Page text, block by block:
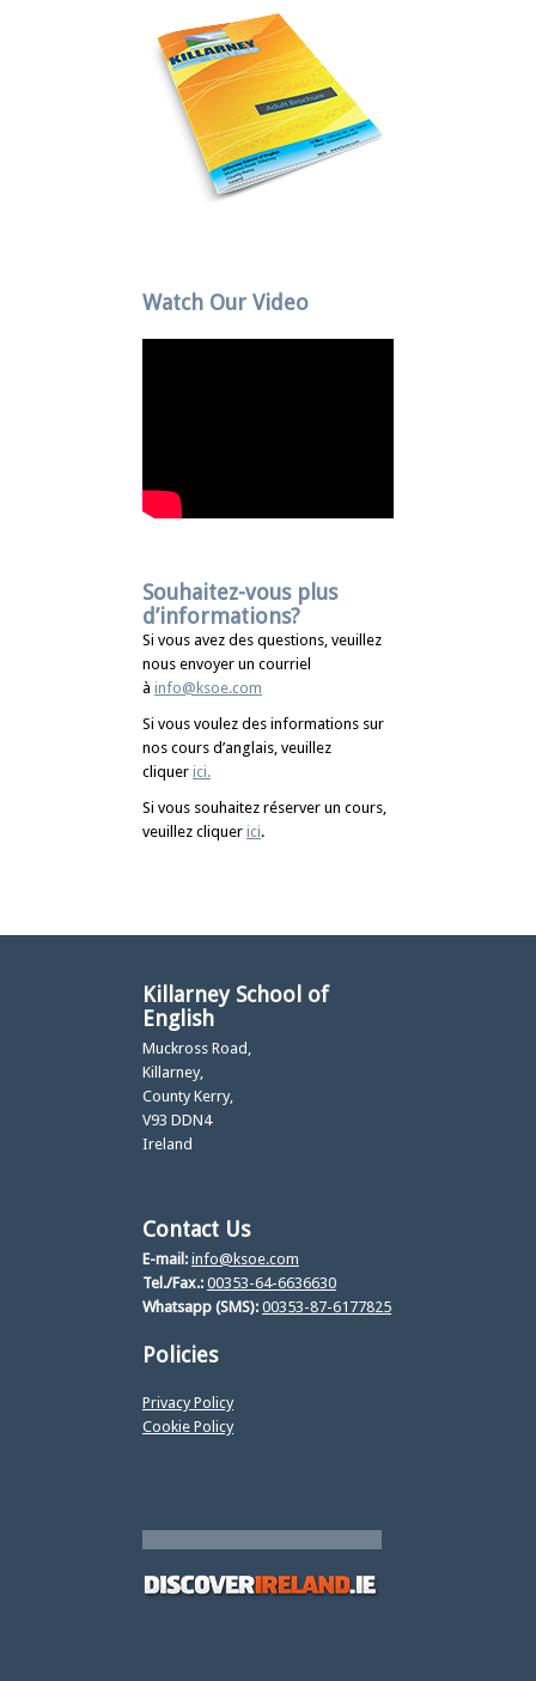
Watch Our Video
Souhaitez-vous plus
d’informations?
Si vous avez des questions, veuillez
nous envoyer un courriel
à info@ksoe.com
Si vous voulez des informations sur
nos cours d’anglais, veuillez
cliquer ici.
Si vous souhaitez réserver un cours,
veuillez cliquer ici.
Killarney School of
English
Muckross Road,
Killarney,
County Kerry,
V93 DDN4
Ireland
Contact Us
E-mail: info@ksoe.com
Tel./Fax.: 00353-64-6636630
Whatsapp (SMS): 00353-87-6177825
Policies
Privacy Policy
Cookie Policy